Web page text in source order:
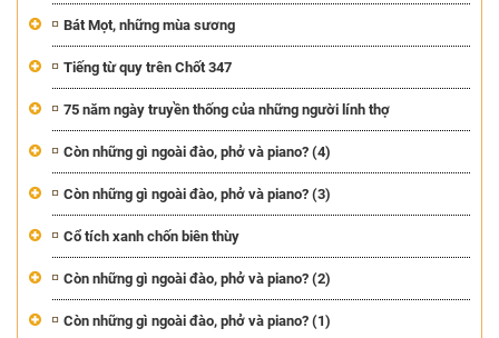
Bát Mọt, những mùa sương
Tiếng từ quy trên Chốt 347
75 năm ngày truyền thống của những người lính thợ
Còn những gì ngoài đào, phở và piano? (4)
Còn những gì ngoài đào, phở và piano? (3)
Cổ tích xanh chốn biên thùy
Còn những gì ngoài đào, phở và piano? (2)
Còn những gì ngoài đào, phở và piano? (1)